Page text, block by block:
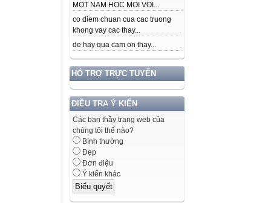
MOT NAM HOC MOI VOI...
co diem chuan cua cac truong
khong vay cac thay...
de hay qua cam on thay...
HỖ TRỢ TRỰC TUYẾN
ĐIỀU TRA Ý KIẾN
Các bạn thầy trang web của
chúng tôi thế nào?
Bình thường
Đẹp
Đơn điệu
Ý kiến khác